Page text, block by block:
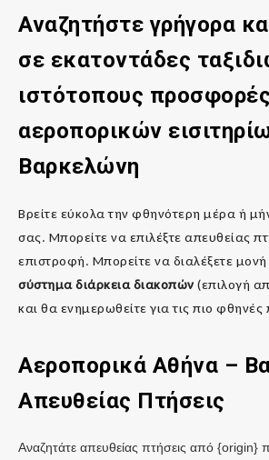
Αναζητήστε γρήγορα
σε εκατοντάδες
ιστότοπους προσφορές
αεροπορικών
Βαρκελώνη
Βρείτε εύκολα την φθηνότερη μέρα ή
σας. Μπορείτε να επιλέξτε απευθείας
επιστροφή. Μπορείτε να διαλέξετε
σύστημα διάρκεια διακοπών (επιλογή
και θα ενημερωθείτε για τις πιο φθηνές
Αεροπορικά Αθήνα –
Απευθείας Πτήσεις
Αναζητάτε απευθείας πτήσεις από {origin}